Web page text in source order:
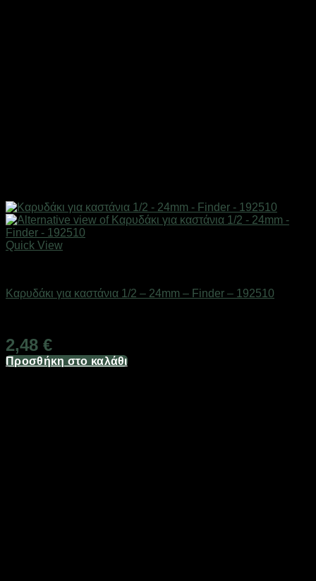
Quick View
Καρυδάκι για καστάνια 1/2 – 24mm – Finder – 192510
2,48 €
Προσθήκη στο καλάθι